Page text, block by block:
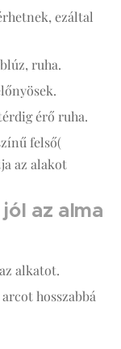
ezáltal
ruha.
érő ruha.
felső(
az alakot
az alma
alkatot.
hosszabbá